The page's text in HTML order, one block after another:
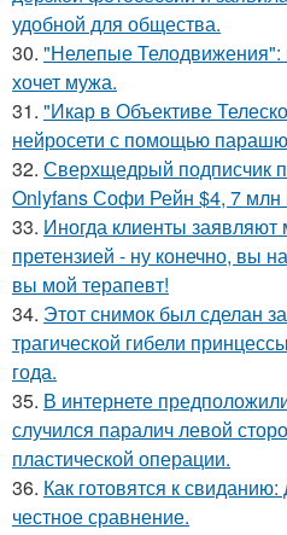
удобной для общества.
30. "Нелепые
хочет мужа.
31. "Икар в Объективе
нейросети с помощью
32. Сверхщедрый подписчик
Onlyfans Софи Рейн $4, 7 млн
33. Иногда клиенты заявляют
претензией - ну конечно, вы
вы мой терапевт!
34. Этот снимок был сделан
трагической гибели
года.
35. В интернете
случился паралич левой
пластической операции.
36. Как готовятся к
честное сравнение.